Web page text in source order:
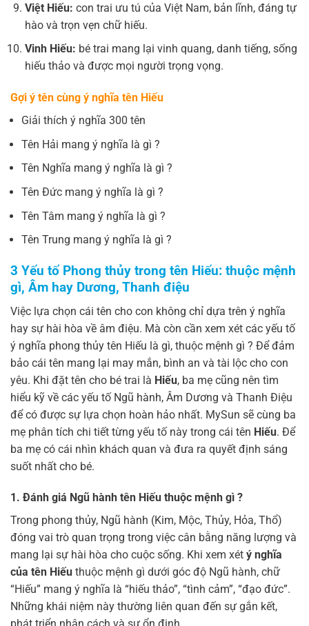
Việt Hiếu: con trai ưu tú của Việt Nam, bản lĩnh, đáng tự
hào và trọn vẹn chữ hiếu.
Vinh Hiếu: bé trai mang lại vinh quang, danh tiếng, sống
hiếu thảo và được mọi người trọng vọng.
Gợi ý tên cùng ý nghĩa tên Hiếu
Giải thích ý nghĩa 300 tên
Tên Hải mang ý nghĩa là gì ?
Tên Nghĩa mang ý nghĩa là gì ?
Tên Đức mang ý nghĩa là gì ?
Tên Tâm mang ý nghĩa là gì ?
Tên Trung mang ý nghĩa là gì ?
3 Yếu tố Phong thủy trong tên Hiếu: thuộc mệnh
gì, Âm hay Dương, Thanh điệu
Việc lựa chọn cái tên cho con không chỉ dựa trên ý nghĩa
hay sự hài hòa về âm điệu. Mà còn cần xem xét các yếu tố
ý nghĩa phong thủy tên Hiếu là gì, thuộc mệnh gì ? Để đảm
bảo cái tên mang lại may mắn, bình an và tài lộc cho con
yêu. Khi đặt tên cho bé trai là Hiếu, ba mẹ cũng nên tìm
hiểu kỹ về các yếu tố Ngũ hành, Âm Dương và Thanh Điệu
để có được sự lựa chọn hoàn hảo nhất. MySun sẽ cùng ba
mẹ phân tích chi tiết từng yếu tố này trong cái tên Hiếu. Để
ba mẹ có cái nhìn khách quan và đưa ra quyết định sáng
suốt nhất cho bé.
1. Đánh giá Ngũ hành tên Hiếu thuộc mệnh gì ?
Trong phong thủy, Ngũ hành (Kim, Mộc, Thủy, Hỏa, Thổ)
đóng vai trò quan trọng trong việc cân bằng năng lượng và
mang lại sự hài hòa cho cuộc sống. Khi xem xét ý nghĩa
của tên Hiếu thuộc mệnh gì dưới góc độ Ngũ hành, chữ
“Hiếu” mang ý nghĩa là “hiếu thảo”, “tình cảm”, “đạo đức”.
Những khái niệm này thường liên quan đến sự gắn kết,